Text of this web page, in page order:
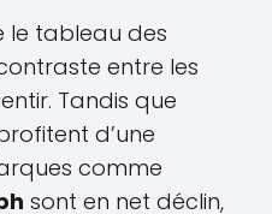
le tableau des
entre les
Tandis que
d’une
comme
sont en net déclin,